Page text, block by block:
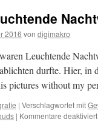
2016 von digimakro
Leuchtende
durfte. Hier, in
pictures without my
| Verschlagwortet mit
| Kommentare deaktiviert